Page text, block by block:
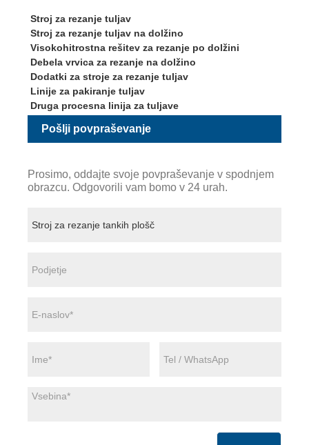
Stroj za rezanje tuljav
Stroj za rezanje tuljav na dolžino
Visokohitrostna rešitev za rezanje po dolžini
Debela vrvica za rezanje na dolžino
Dodatki za stroje za rezanje tuljav
Linije za pakiranje tuljav
Druga procesna linija za tuljave
Pošlji povpraševanje
Prosimo, oddajte svoje povpraševanje v spodnjem
obrazcu. Odgovorili vam bomo v 24 urah.